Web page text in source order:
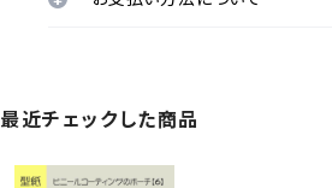
最近チェックした商品